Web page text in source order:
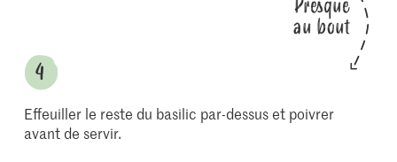
au bout
Effeuiller le reste du basilic par-dessus et poivrer
avant de servir.